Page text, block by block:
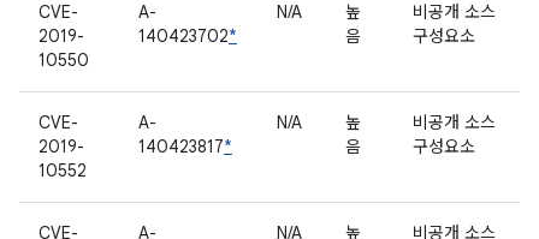
CVE-
2019-
10550
A-
140423702*
N/A
높
음
비공개 소스
구성요소
CVE-
2019-
10552
A-
140423817*
N/A
높
음
비공개 소스
구성요소
CVE-
A-
N/A
높
비공개 소스